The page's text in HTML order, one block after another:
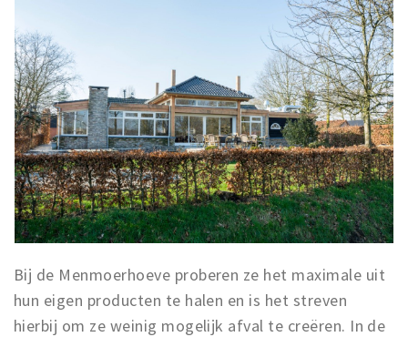
Bij de Menmoerhoeve proberen ze het maximale uit
hun eigen producten te halen en is het streven
hierbij om ze weinig mogelijk afval te creëren. In de